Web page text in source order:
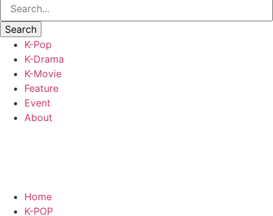
K-Pop
K-Drama
K-Movie
Feature
Event
About
Home
K-POP